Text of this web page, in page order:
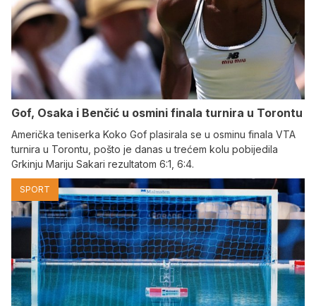
Gof, Osaka i Benčić u osmini finala turnira u Torontu
Američka teniserka Koko Gof plasirala se u osminu finala VTA
turnira u Torontu, pošto je danas u trećem kolu pobijedila
Grkinju Mariju Sakari rezultatom 6:1, 6:4.
SPORT